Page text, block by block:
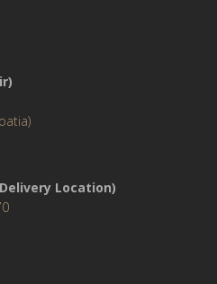
Location)